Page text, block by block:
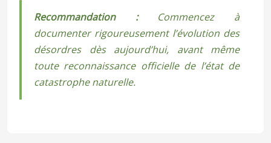
Recommandation :Commencez à
documenter rigoureusement l’évolution des
désordres dès aujourd’hui, avant même
toute reconnaissance officielle de l’état de
catastrophe naturelle.